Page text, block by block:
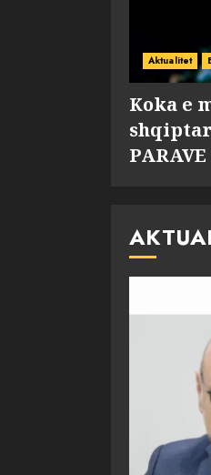
Aktualitet
Koka e